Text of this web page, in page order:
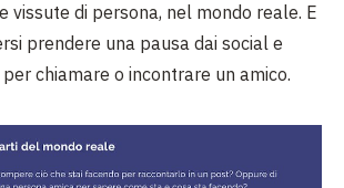
vissute di persona, nel mondo reale. E
prendere una pausa dai social e
perchiamare o incontrare un amico.